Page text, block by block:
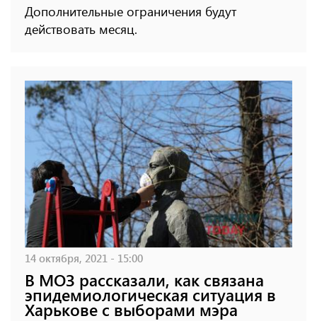
Дополнительные ограничения будут
действовать месяц.
14 октября, 2021 - 15:00
В МОЗ рассказали, как связана
эпидемиологическая ситуация в
Харькове с выборами мэра